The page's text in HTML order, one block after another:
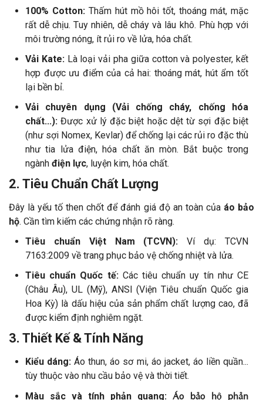
100% Cotton:Thấm hút mồ hôi tốt, thoáng mát, mặc
rất dễ chịu. Tuy nhiên, dễ cháy và lâu khô. Phù hợp với
môi trường nóng, ít rủi ro về lửa, hóa chất.
Vải Kate:Là loại vải pha giữa cotton và polyester, kết
hợp được ưu điểm của cả hai: thoáng mát, hút ẩm tốt
lại bền bỉ.
Vải chuyên dụng (Vải chống cháy, chống hóa
chất...): Được xử lý đặc biệt hoặc dệt từ sợi đặc biệt
(như sợi Nomex, Kevlar) để chống lại các rủi ro đặc thù
như tia lửa điện, hóa chất ăn mòn. Bắt buộc trong
ngành điện lực, luyện kim, hóa chất.
2. Tiêu Chuẩn Chất Lượng
Đây là yếu tố then chốt để đánh giá độ an toàn của áo bảo
hộ. Cần tìm kiếm các chứng nhận rõ ràng.
Tiêu chuẩn Việt Nam (TCVN): Ví dụ: TCVN
7163:2009 về trang phục bảo vệ chống nhiệt và lửa.
Tiêu chuẩn Quốc tế:Các tiêu chuẩn uy tín như CE
(Châu Âu), UL (Mỹ), ANSI (Viện Tiêu chuẩn Quốc gia
Hoa Kỳ) là dấu hiệu của sản phẩm chất lượng cao, đã
được kiểm định nghiêm ngặt.
3. Thiết Kế & Tính Năng
Kiểu dáng: Áo thun, áo sơ mi, áo jacket, áo liền quần...
tùy thuộc vào nhu cầu bảo vệ và thời tiết.
Màu sắc và tính phản quang: Áo bảo hộ phản